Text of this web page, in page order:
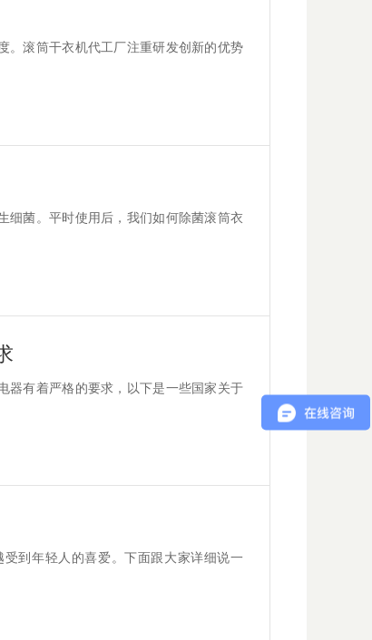
。滚筒干衣机代工厂注重研发创新的优势
细菌。平时使用后，我们如何除菌滚筒衣
器有着严格的要求，以下是一些国家关于
到年轻人的喜爱。下面跟大家详细说一